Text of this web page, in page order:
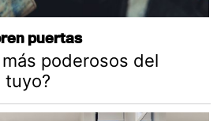
puertas
poderosos del
tuyo?